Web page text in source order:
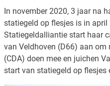
In november 2020, 3 jaar na
statiegeld op flesjes is in april
Statiegeldalliantie start haar
van Veldhoven (D66) aan om
(CDA) doen mee en juichen
start van statiegeld op flesjes